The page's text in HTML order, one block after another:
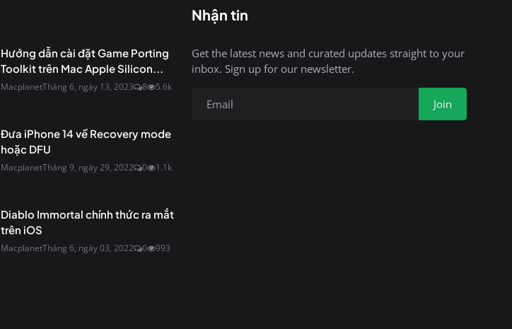
Hướng dẫn cài đặt Game Porting
Toolkit trên Mac Apple Silicon...
MacplanetTháng 6, ngày 13, 2023 8 5.6k
Đưa iPhone 14 về Recovery mode
hoặc DFU
MacplanetTháng 9, ngày 29, 2022 0 1.1k
Diablo Immortal chính thức ra mắt
trên iOS
MacplanetTháng 6, ngày 03, 2022 0 993
Nhận tin
Get the latest news and curated updates straight to your
inbox. Sign up for our newsletter.
Join